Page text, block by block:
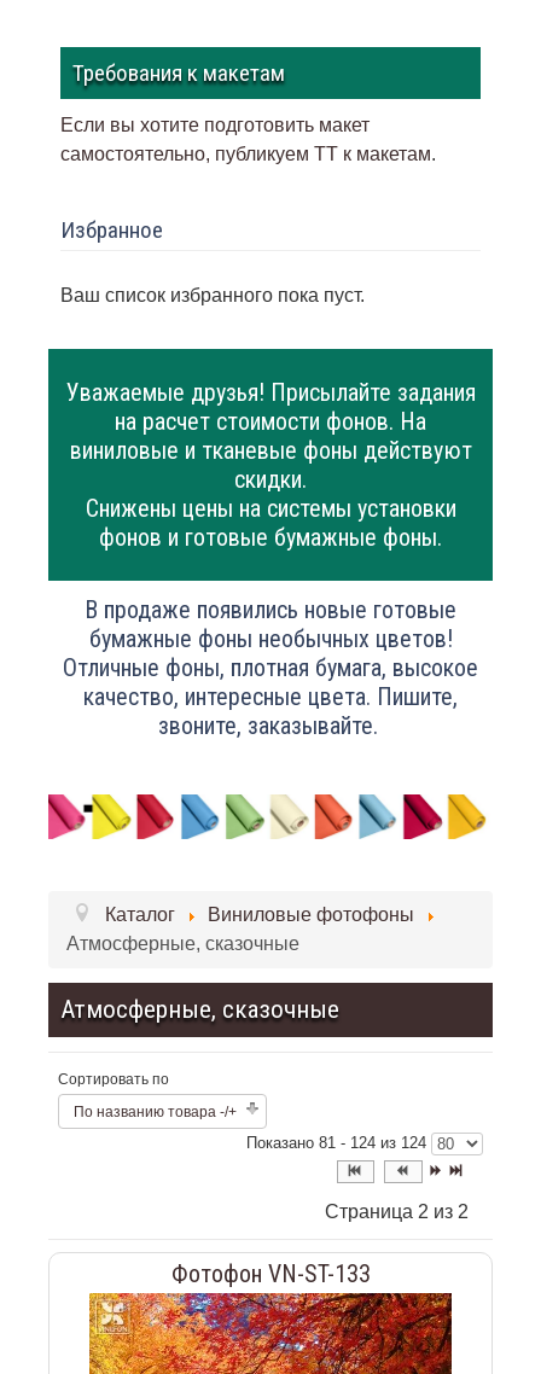
Требования к макетам
Если вы хотите подготовить макет
самостоятельно, публикуем ТТ к макетам.
Избранное
Ваш список избранного пока пуст.
Уважаемые друзья! Присылайте задания
на расчет стоимости фонов. На
виниловые и тканевые фоны действуют
скидки.
Снижены цены на системы установки
фонов и готовые бумажные фоны.
В продаже появились новые готовые
бумажные фоны необычных цветов!
Отличные фоны, плотная бумага, высокое
качество, интересные цвета. Пишите,
звоните, заказывайте.
Каталог
Виниловые фотофоны
Атмосферные, сказочные
Атмосферные, сказочные
Сортировать по
По названию товара -/+
Показано 81 - 124 из 124
Страница 2 из 2
Фотофон VN-ST-133